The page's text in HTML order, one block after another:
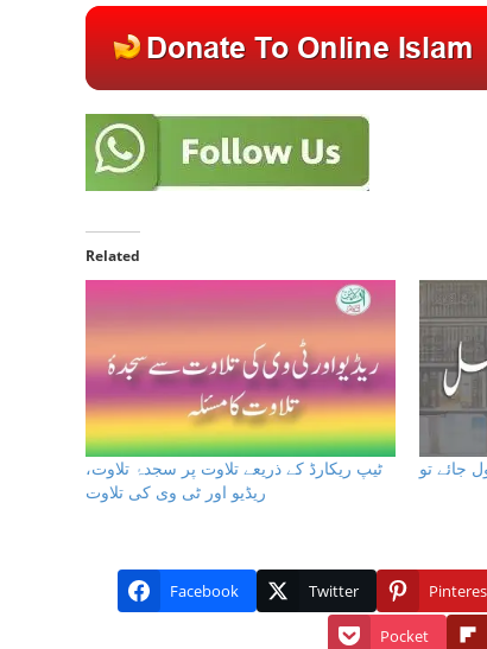
Related
ٹیپ ریکارڈ کے ذریعے تلاوت پر سجدۂ تلاوت،
ریڈیو اور ٹی وی کی تلاوت
جائے تو
Facebook Twitter
Pocket